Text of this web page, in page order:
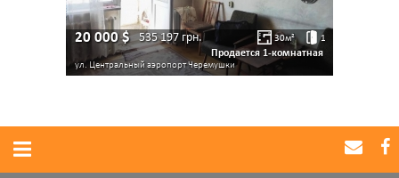
20 000$ 535 197 грн. 30м² 1
Продается 1-комнатная
ул. Центральный аэропортЧеремушки